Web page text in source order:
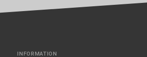
INFORMATION